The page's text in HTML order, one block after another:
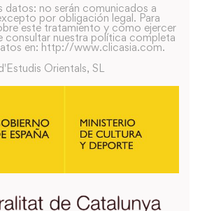
datos: no serán comunicados a
por obligación legal. Para
este tratamiento y como ejercer
consultar nuestra política completa
en: http://www.clicasia.com.
Orientals, SL